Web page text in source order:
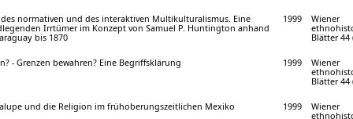
normativen und des interaktiven Multikulturalismus. Eine
Irrtümer im Konzept von Samuel P. Huntington anhand
bis 1870
1999
Wiener
Blätter 44
- Grenzen bewahren? Eine Begriffsklärung 1999
Wiener
Blätter 44
und die Religion im frühoberungszeitlichen Mexiko 1999
Wiener